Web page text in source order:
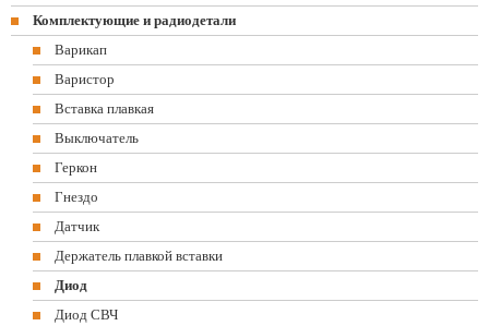
Комплектующие и радиодетали
Варикап
Варистор
Вставка плавкая
Выключатель
Геркон
Гнездо
Датчик
Держатель плавкой вставки
Диод
Диод СВЧ